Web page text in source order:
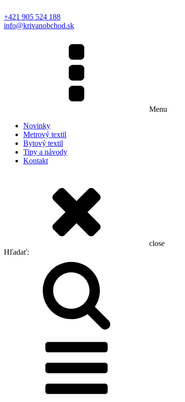
+421 905 524 188
info@krivanobchod.sk
Menu
Novinky
Metrový textil
Bytový textil
Tipy a návody
Kontakt
close
Hľadať: